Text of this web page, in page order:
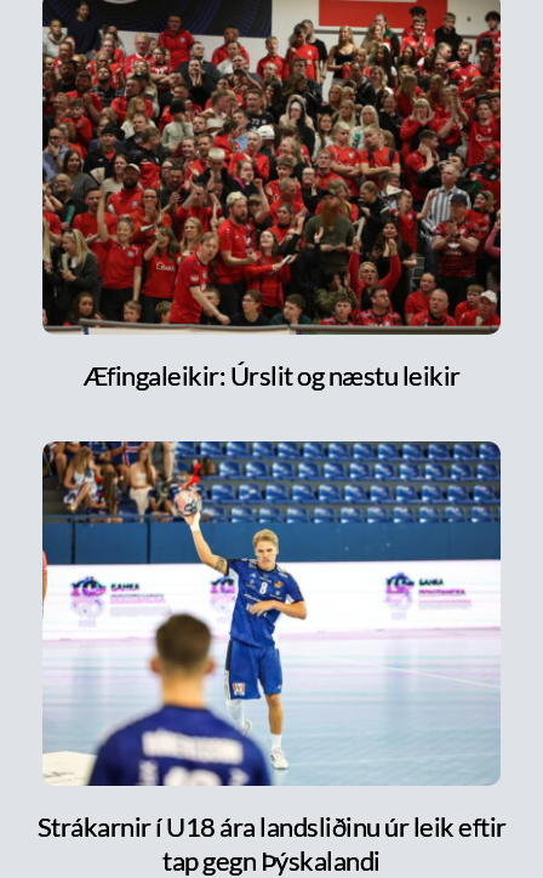
Æfingaleikir: Úrslit og næstu leikir
Strákarnir í U18 ára landsliðinu úr leik eftir
tap gegn Þýskalandi